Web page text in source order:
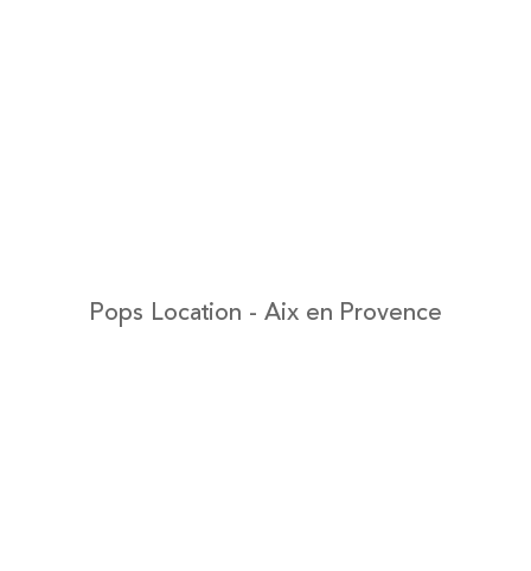
Pops Location - Aix en Provence